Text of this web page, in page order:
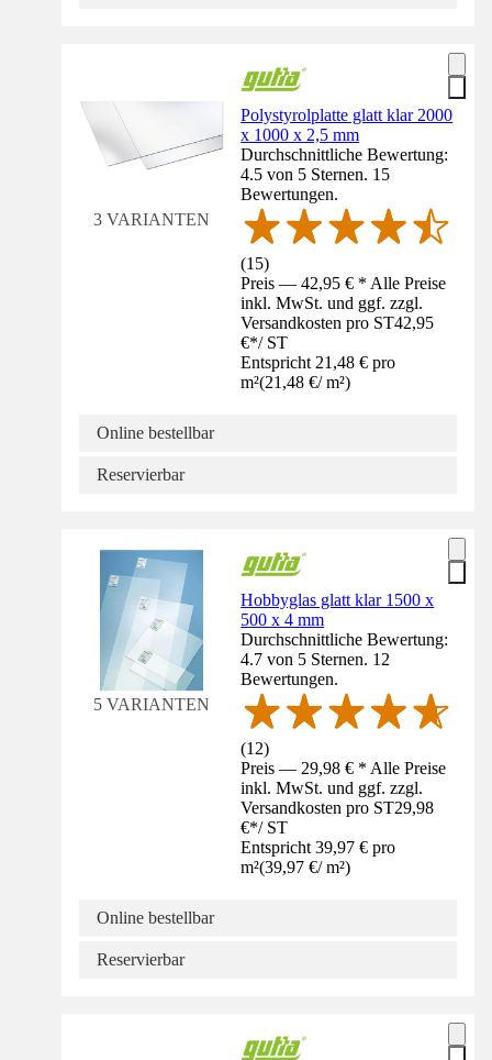
3 VARIANTEN
Polystyrolplatte glatt klar 2000
x 1000 x 2,5 mm
Durchschnittliche Bewertung:
4.5 von 5 Sternen. 15
Bewertungen.
(15)
Preis — 42,95 € * Alle Preise
inkl. MwSt. und ggf. zzgl.
Versandkosten pro ST42,95
€*/ ST
Entspricht 21,48 € pro
m²(21,48 €/ m²)
Online bestellbar
Reservierbar
5 VARIANTEN
Hobbyglas glatt klar 1500 x
500 x 4 mm
Durchschnittliche Bewertung:
4.7 von 5 Sternen. 12
Bewertungen.
(12)
Preis — 29,98 € * Alle Preise
inkl. MwSt. und ggf. zzgl.
Versandkosten pro ST29,98
€*/ ST
Entspricht 39,97 € pro
m²(39,97 €/ m²)
Online bestellbar
Reservierbar